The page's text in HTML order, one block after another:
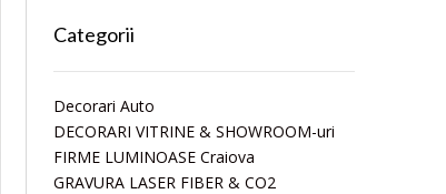
Categorii
Decorari Auto
DECORARI VITRINE & SHOWROOM-uri
FIRME LUMINOASE Craiova
GRAVURA LASER FIBER & CO2